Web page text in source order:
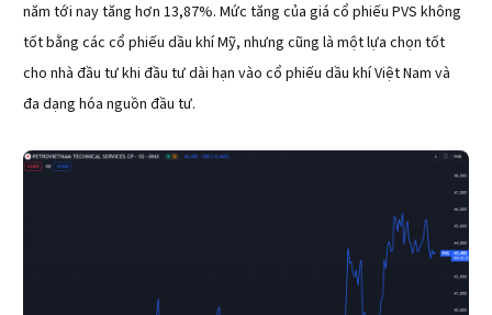
năm tới nay tăng hơn 13,87%. Mức tăng của giá cổ phiếu PVS không
tốt bằng các cổ phiếu dầu khí Mỹ, nhưng cũng là một lựa chọn tốt
cho nhà đầu tư khi đầu tư dài hạn vào cổ phiếu dầu khí Việt Nam và
đa dạng hóa nguồn đầu tư.